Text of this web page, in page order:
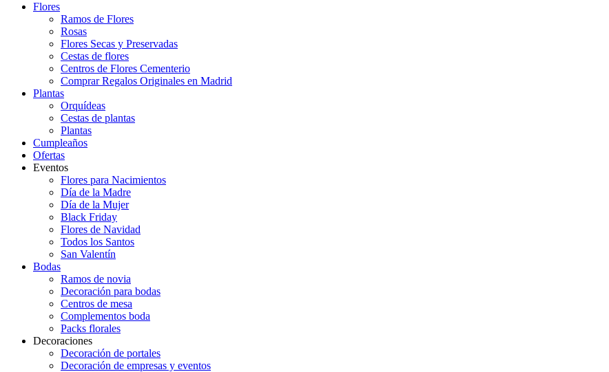
Flores
Ramos de Flores
Rosas
Flores Secas y Preservadas
Cestas de flores
Centros de Flores Cementerio
Comprar Regalos Originales en Madrid
Plantas
Orquídeas
Cestas de plantas
Plantas
Cumpleaños
Ofertas
Eventos
Flores para Nacimientos
Día de la Madre
Día de la Mujer
Black Friday
Flores de Navidad
Todos los Santos
San Valentín
Bodas
Ramos de novia
Decoración para bodas
Centros de mesa
Complementos boda
Packs florales
Decoraciones
Decoración de portales
Decoración de empresas y eventos